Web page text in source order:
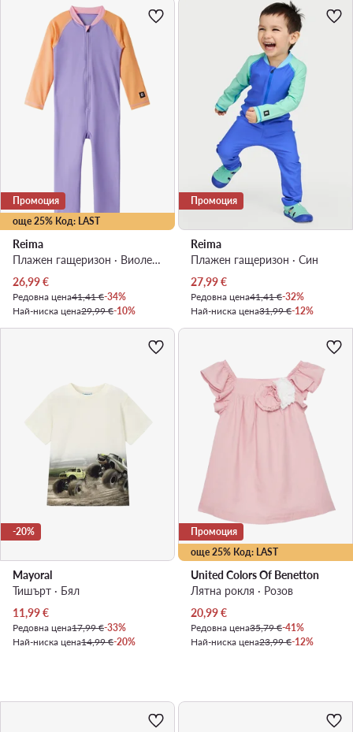
още 25% Код: LAST
Промоция
Reima
Плажен гащеризон · Виолетов
Актуална цена
26,99€
Редовна цена41,41 €-34%
Най-ниска цена29,99 €-10%
Промоция
Reima
Плажен гащеризон · Син
Актуална цена
27,99€
Редовна цена41,41 €-32%
Най-ниска цена31,99 €-12%
-20%
Mayoral
Тишърт · Бял
Актуална цена
11,99€
Редовна цена17,99 €-33%
Най-ниска цена14,99 €-20%
още 25% Код: LAST
Промоция
United Colors Of Benetton
Лятна рокля · Розов
Актуална цена
20,99€
Редовна цена35,79 €-41%
Най-ниска цена23,99 €-12%